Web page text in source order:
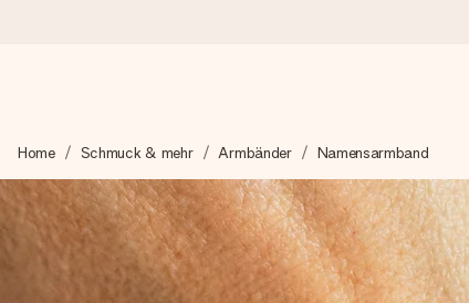
Wir bereiten dein Geschenk sorgfältig vor und schicken
zählt.
4,8 (basierend auf +15.000 Bewertungen)
Home Schmuck & mehr Armbänder Namensarmband